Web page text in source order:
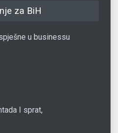
za BiH
u businessu
I sprat,